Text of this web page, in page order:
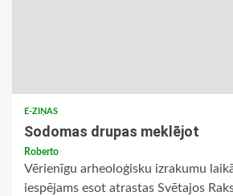
E-ZIŅAS
Sodomas drupas meklējot
Roberto
Vērienīgu arheoloģisku izrakumu
iespējams esot atrastas Svētajos